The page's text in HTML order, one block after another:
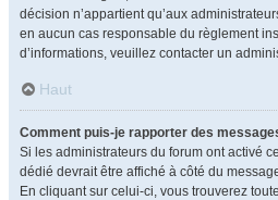
décision n’appartient qu’aux
en aucun cas responsable du règlement
d’informations, veuillez contacter un
Haut
Comment puis-je rapporter des
Si les administrateurs du forum ont activé
dédié devrait être affiché à côté du
En cliquant sur celui-ci, vous trouverez